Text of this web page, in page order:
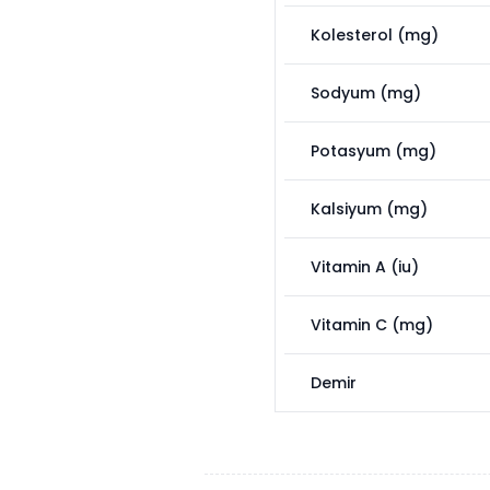
Kolesterol (mg)
Sodyum (mg)
Potasyum (mg)
Kalsiyum (mg)
Vitamin A (iu)
Vitamin C (mg)
Demir